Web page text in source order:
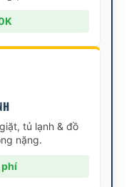
tủ lạnh & đồ
nặng.
phí